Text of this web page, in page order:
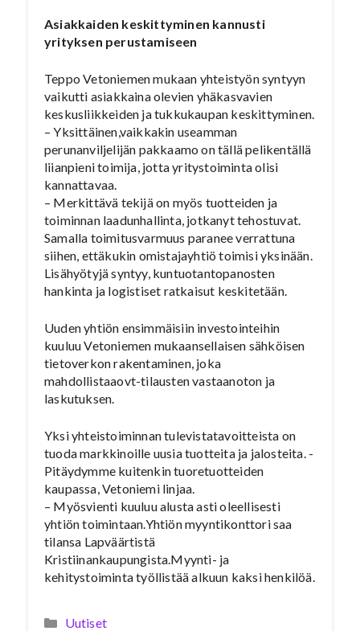
Asiakkaiden keskittyminen kannusti
yrityksen perustamiseen
Teppo Vetoniemen mukaan yhteistyön syntyyn
vaikutti asiakkaina olevien yhäkasvavien
keskusliikkeiden ja tukkukaupan keskittyminen.
– Yksittäinen,vaikkakin useamman
perunanviljelijän pakkaamo on tällä pelikentällä
liianpieni toimija, jotta yritystoiminta olisi
kannattavaa.
– Merkittävä tekijä on myös tuotteiden ja
toiminnan laadunhallinta, jotkanyt tehostuvat.
Samalla toimitusvarmuus paranee verrattuna
siihen, ettäkukin omistajayhtiö toimisi yksinään.
Lisähyötyjä syntyy, kuntuotantopanosten
hankinta ja logistiset ratkaisut keskitetään.
Uuden yhtiön ensimmäisiin investointeihin
kuuluu Vetoniemen mukaansellaisen sähköisen
tietoverkon rakentaminen, joka
mahdollistaaovt-tilausten vastaanoton ja
laskutuksen.
Yksi yhteistoiminnan tulevistatavoitteista on
tuoda markkinoille uusia tuotteita ja jalosteita. -
Pitäydymme kuitenkin tuoretuotteiden
kaupassa, Vetoniemi linjaa.
– Myösvienti kuuluu alusta asti oleellisesti
yhtiön toimintaan.Yhtiön myyntikonttori saa
tilansa Lapväärtistä
Kristiinankaupungista.Myynti- ja
kehitystoiminta työllistää alkuun kaksi henkilöä.
Kategoriat
Uutiset